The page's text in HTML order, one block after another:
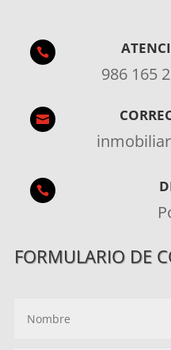

986 165


FORMULARIO DE